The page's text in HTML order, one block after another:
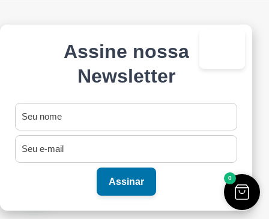
0
Assine nossa
Newsletter
Assinar